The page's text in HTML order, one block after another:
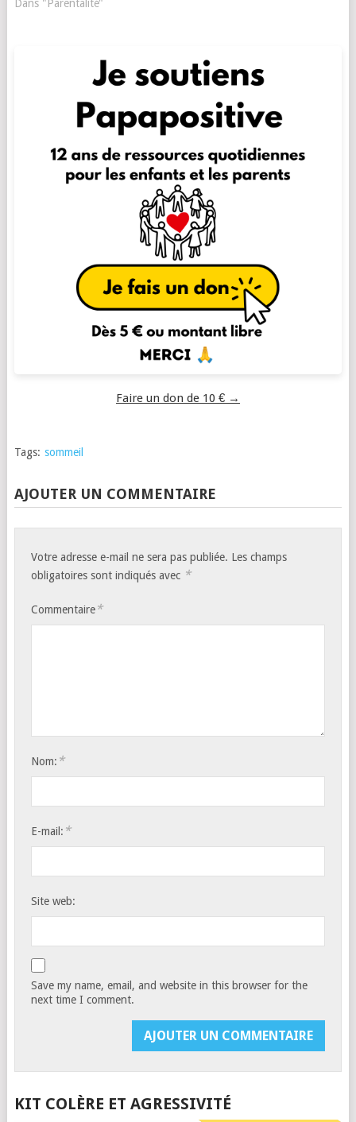
Dans "Parentalité"
Faire un don de 10 € →
Tags: sommeil
AJOUTER UN COMMENTAIRE
Votre adresse e-mail ne sera pas publiée. Les champs
obligatoires sont indiqués avec *
Commentaire*
Nom: *
E-mail: *
Site web:
Save my name, email, and website in this browser for the
next time I comment.
KIT COLÈRE ET AGRESSIVITÉ